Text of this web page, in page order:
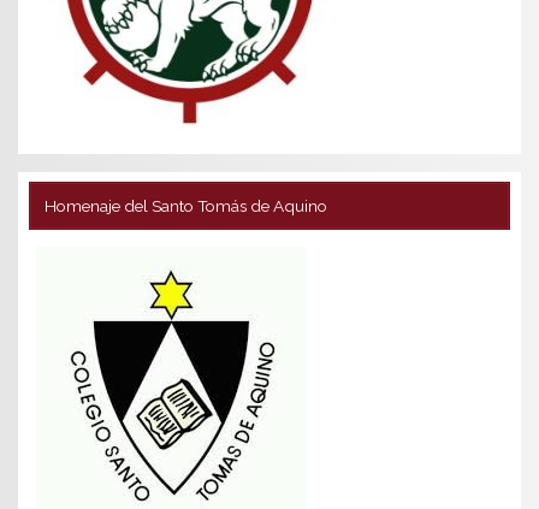
Homenaje del Santo Tomás de Aquino